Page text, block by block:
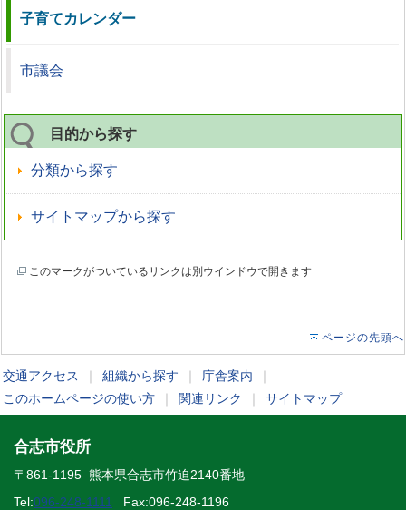
子育てカレンダー
市議会
目的から探す
分類から探す
サイトマップから探す
このマークがついているリンクは別ウインドウで開きます
ページの先頭へ
交通アクセス 組織から探す 庁舎案内
このホームページの使い方
関連リンク サイトマップ
合志市役所
〒861-1195 熊本県合志市竹迫2140番地
Tel:096-248-1111 Fax:096-248-1196